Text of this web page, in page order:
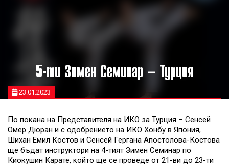
5-ти Зимен Семинар – Турция
23.01.2023
По покана на Представителя на ИКО за Турция – Сенсей
Омер Дюран и с одобрението на ИКО Хонбу в Япония,
Шихан Емил Костов и Сенсей Гергана Апостолова-Костова
ще бъдат инструктори на 4-тият Зимен Семинар по
Киокушин Карате, който ще се проведе от 21-ви до 23-ти